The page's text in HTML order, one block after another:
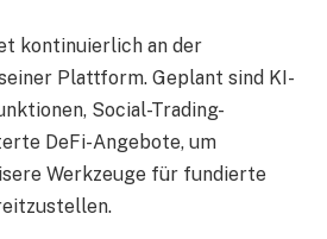
kontinuierlich an der
Plattform. Geplant sind KI-
Social-Trading-
DeFi-Angebote, um
Werkzeuge für fundierte